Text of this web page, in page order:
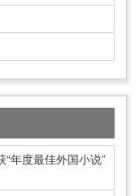
“年度最佳外国小说”